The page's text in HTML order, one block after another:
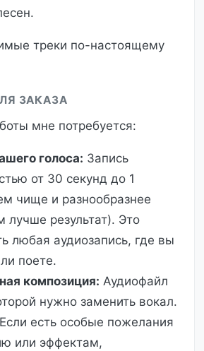
треки по-настоящему
ЗАКАЗА
мне потребуется:
голоса: Запись
от 30 секунд до 1
чище и разнообразнее
лучше результат). Это
любая аудиозапись, где вы
поете.
композиция: Аудиофайл
нужно заменить вокал.
Если есть особые пожелания
или эффектам,